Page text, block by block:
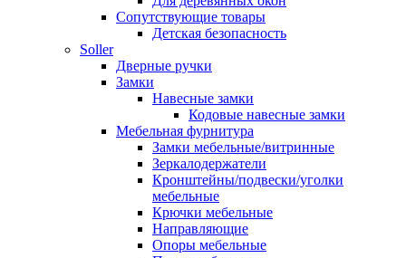
Сопутствующие товары
Детская безопасность
Soller
Дверные ручки
Замки
Навесные замки
Кодовые навесные замки
Мебельная фурнитура
Замки мебельные/витринные
Зеркалодержатели
Кронштейны/подвески/уголки
мебельные
Крючки мебельные
Направляющие
Опоры мебельные